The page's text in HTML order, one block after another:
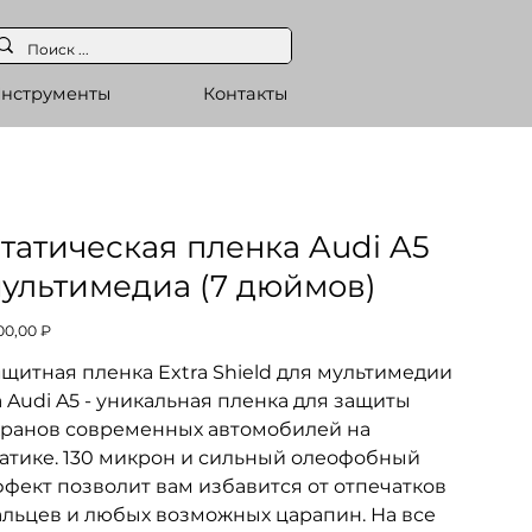
Контакты
пленка Audi A5
(7 дюймов)
₽
пленка Extra Shield для мультимедии
Audi A5 - уникальная пленка для защиты
современных автомобилей на
130 микрон и сильный олеофобный
позволит вам избавится от отпечатков
и любых возможных царапин. На все